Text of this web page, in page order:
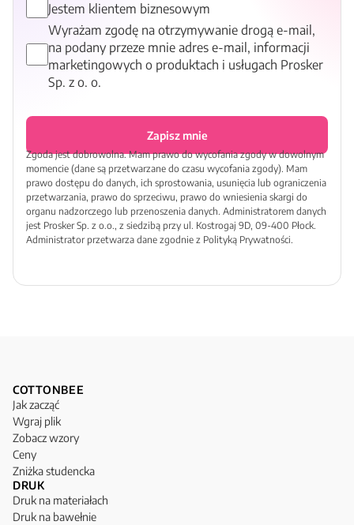
Jestem klientem biznesowym
Wyrażam zgodę na otrzymywanie drogą e-mail,
na podany przeze mnie adres e-mail, informacji
marketingowych o produktach i usługach Prosker
Sp. z o. o.
Zapisz mnie
Zgoda jest dobrowolna. Mam prawo do wycofania zgody w dowolnym
momencie (dane są przetwarzane do czasu wycofania zgody). Mam
prawo dostępu do danych, ich sprostowania, usunięcia lub ograniczenia
przetwarzania, prawo do sprzeciwu, prawo do wniesienia skargi do
organu nadzorczego lub przenoszenia danych. Administratorem danych
jest Prosker Sp. z o.o., z siedzibą przy ul. Kostrogaj 9D, 09-400 Płock.
Administrator przetwarza dane zgodnie z Polityką Prywatności.
COTTONBEE
Jak zacząć
Wgraj plik
Zobacz wzory
Ceny
Zniżka studencka
DRUK
Druk na materiałach
Druk na bawełnie